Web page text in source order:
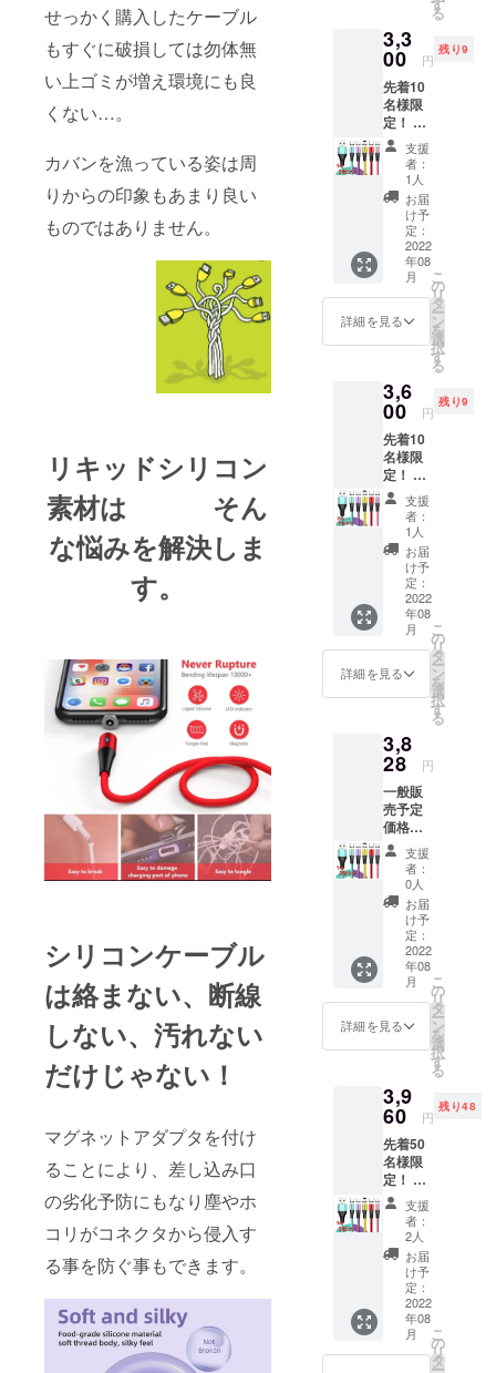
せっかく購入したケーブル
もすぐに破損しては勿体無
い上ゴミが増え環境にも良
くない…。
カバンを漁っている姿は周
りからの印象もあまり良い
ものではありません。
リキッドシリコン
素材は そん
な悩みを解決しま
す。
シリコンケーブル
は絡まない、断線
しない、汚れない
だけじゃない！
マグネットアダプタを付け
ることにより、差し込み口
の劣化予防にもなり塵やホ
コリがコネクタから侵入す
る事を防ぐ事もできます。
8月末ま
届け予
定で
す。 ※
念のた
め8月配
送とし
ており
ます
が、出
来る限
り早く
お届け
出来る
よう準
備して
ます。
ンク ※
画像は
イメー
ジで
す。 実
物と若
干色の
違いが
ある場
合がご
ざいま
す、ご
理解の
上よろ
しくお
願いし
ます。
8月末ま
届け予
定で
す。 ※
念のた
め8月配
送とし
ており
ます
が、出
来る限
り早く
お届け
出来る
よう準
備して
ます。
2m2本
3in1端
子
(iOS,An
droid
type-
C,Micro
)各2 カ
ラーを
選択し
てくだ
さい。
レッ
ド、イ
ロー、
パープ
ンク ※
画像は
イメー
ジで
す。 実
物と若
干色の
違いが
ある場
合がご
ざいま
す、ご
理解の
上よろ
しくお
願いし
ます。
8月末ま
届け予
定で
念のた
め8月配
送とし
ており
ます
が、出
来る限
り早く
お届け
出来る
よう準
備して
ます。
る
3,3
00 円
残り9
先着10
名様限
定！ 一
般販売
予定価
￥6,600
50％off
!! 超早
割り価
￥3,300
※税込、
送料込
充電
ル1m3
本 3in1
端子
(iOS,An
droid
type-
C,Micro
)各3 カ
ラーを
選択し
てくだ
さい。
レッ
ド、イ
ロー、
パープ
ンク ※
画像は
イメー
ジで
す。 実
物と若
干色の
違いが
ある場
合がご
ざいま
す、ご
理解の
上よろ
しくお
願いし
ます。
8月末ま
届け予
定で
す。 ※
念のた
め8月配
送とし
ており
ます
が、出
来る限
り早く
お届け
出来る
よう準
備して
支援
者：
1人
お届
け予
定：
2022
年08
月
詳細を見る
こ
の
リ
タ
ー
ン
を
選
択
す
る
3,6
00 円
残り9
先着10
名様限
定！ 一
般販売
予定価
￥7,200
50％off
!! 超早
割り価
￥3,600
-※税
込、送
料込 充
ブル
2m3本
3in1端
子
(iOS,An
droid
type-
C,Micro
)各3 カ
ラーを
選択し
てくだ
さい。
レッ
ド、イ
エ
ロー、
ン、ピ
ンク ※
画像は
イメー
ジで
す。 実
物と若
干色の
違いが
ある場
合がご
ざいま
す、ご
理解の
上よろ
しくお
支援
者：
1人
お届
け予
定：
2022
年08
月
詳細を見る
こ
の
リ
タ
ー
ン
を
選
択
す
る
3,8
28 円
一般販
売予定
価格
￥4,400
-の
13％off
!! 特別
割り価
￥3,828
-※税
込、送
料込 充
電ケー
ブル
1m2本
子
(iOS,An
droid
type-
C,Micro
)各2 カ
ラーを
選択し
てくだ
さい。
レッ
ド、イ
ロー、
パープ
ル、グ
支援
者：
0人
お届
け予
定：
2022
年08
月
詳細を見る
こ
の
リ
タ
ー
ン
を
選
択
す
る
3,9
60 円
残り48
先着50
名様限
定！ 一
般販売
予定価
￥6,600
40％off
!! 早割
り価格
￥3,960
※税込、
支援
者：
2人
お届
け予
定：
2022
年08
月
こ
の
リ
タ